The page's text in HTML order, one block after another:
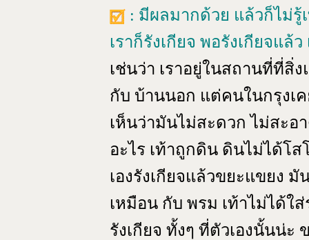
: มีผลมากด้วย แล้วก็ไม่รู้
เราก็รังเกียจ พอรังเกียจแ
เช่นว่า เราอยู่ในสถานที่ที่สิ่
กับ บ้านนอก แต่คนในกรุงเ
เห็นว่ามันไม่สะดวก ไม่สะอ
อะไร เท้าถูกดิน ดินไม่ได้โ
เองรังเกียจแล้วขยะแขยง
เหมือน กับ พรม เท้าไม่ได้ใ
รังเกียจ ทั้งๆ ที่ตัวเองนั้นน่ะ